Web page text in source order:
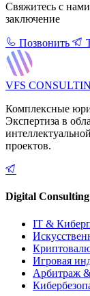
Свяжитесь с
заключение
Позвонить
VFS
Комплексные
Экспертиза в
проектов.
Digital Consulting
IT &
Игровая
Арбитраж